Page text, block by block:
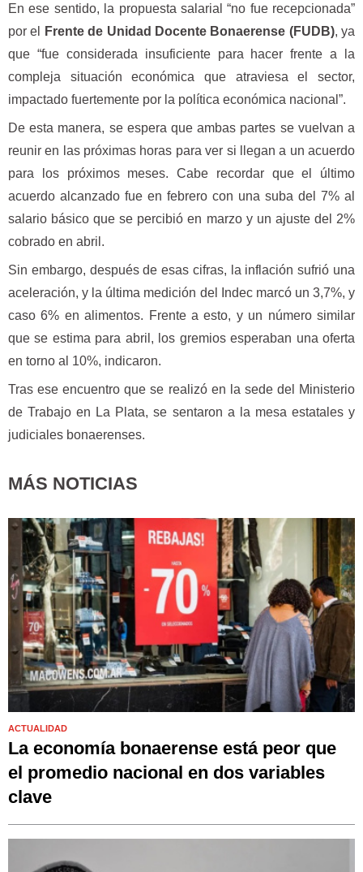
En ese sentido, la propuesta salarial “no fue recepcionada”
por el
Frente de Unidad Docente Bonaerense (FUDB), ya
que “fue considerada insuficiente para hacer frente a la
compleja situación económica que atraviesa el sector,
impactado fuertemente por la política económica nacional”.
De esta manera, se espera que ambas partes se vuelvan a
reunir en las próximas horas para ver si llegan a un acuerdo
para los próximos meses. Cabe recordar que el último
acuerdo alcanzado fue en febrero con una suba del 7% al
salario básico que se percibió en marzo y un ajuste del 2%
cobrado en abril.
Sin embargo, después de esas cifras, la inflación sufrió una
aceleración, y la última medición del Indec marcó un 3,7%, y
caso 6% en alimentos. Frente a esto, y un número similar
que se estima para abril, los gremios esperaban una oferta
en torno al 10%, indicaron.
Tras ese encuentro que se realizó en la sede del Ministerio
de Trabajo en La Plata, se sentaron a la mesa estatales y
judiciales bonaerenses.
MÁS NOTICIAS
ACTUALIDAD
La economía bonaerense está peor que
el promedio nacional en dos variables
clave